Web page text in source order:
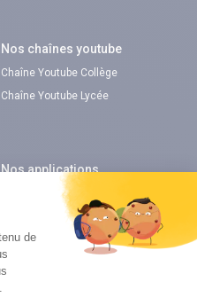
Nos chaînes youtube
Chaîne Youtube Collège
Chaîne Youtube Lycée
Nos applications
Application Android Pitangoo
Application iOS Pitangoo